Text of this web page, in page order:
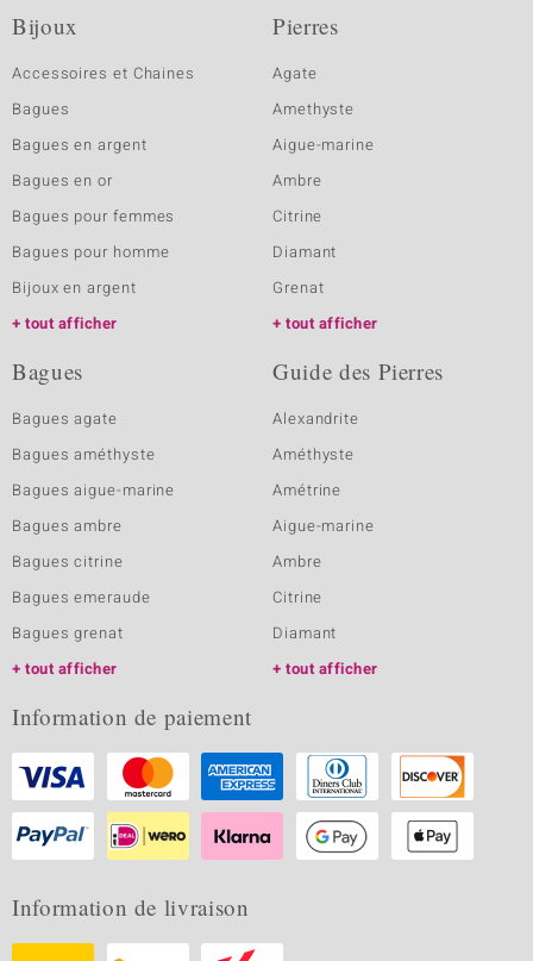
Bijoux
Accessoires et Chaines
Bagues
Bagues en argent
Bagues en or
Bagues pour femmes
Bagues pour homme
Bijoux en argent
tout afficher
Pierres
Agate
Amethyste
Aigue-marine
Ambre
Citrine
Diamant
Grenat
tout afficher
Bagues
Bagues agate
Bagues améthyste
Bagues aigue-marine
Bagues ambre
Bagues citrine
Bagues emeraude
Bagues grenat
tout afficher
Guide des Pierres
Alexandrite
Améthyste
Amétrine
Aigue-marine
Ambre
Citrine
Diamant
tout afficher
Information de paiement
Information de livraison